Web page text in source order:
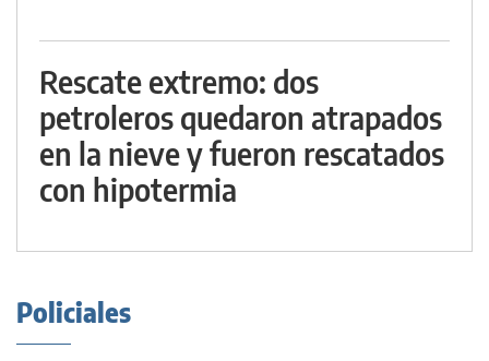
Rescate extremo: dos
petroleros quedaron atrapados
en la nieve y fueron rescatados
con hipotermia
Policiales